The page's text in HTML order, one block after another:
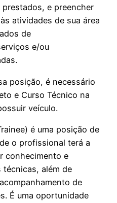
e preencher
atividades de sua área
de
e/ou
posição, é necessário
e Curso Técnico na
veículo.
é uma posição de
o profissional terá a
conhecimento e
técnicas, além de
de
É uma oportunidade